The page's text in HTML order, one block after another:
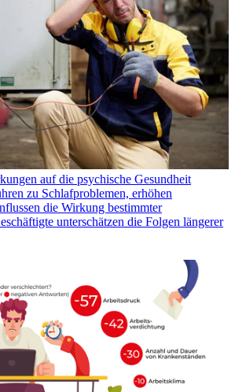
auf die psychische Gesundheit
zu Schlafproblemen, erhöhen
die Wirkung bestimmter
unterschätzen die Folgen längerer